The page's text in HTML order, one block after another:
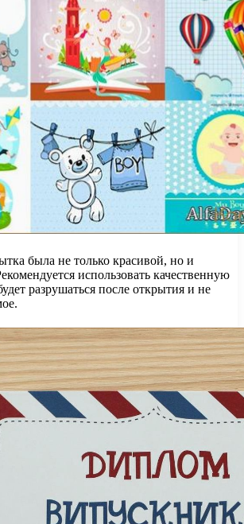
была не только красивой, но и
использовать качественную
разрушаться после открытия и не